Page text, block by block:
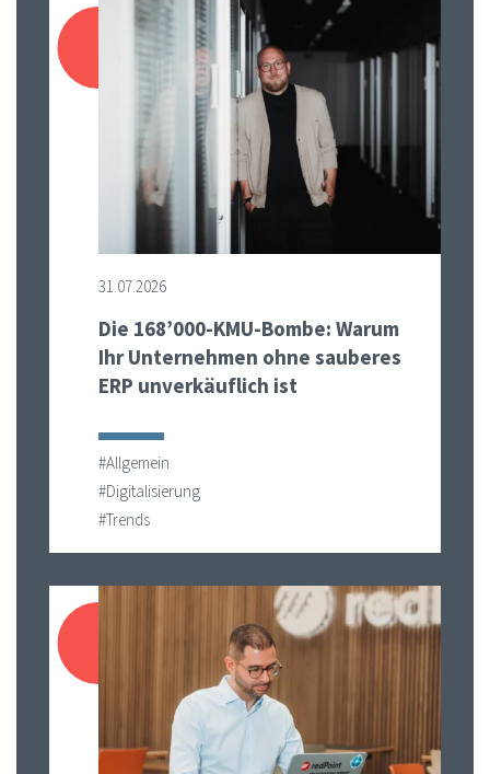
31.07.2026
Die 168’000-KMU-Bombe: Warum
Ihr Unternehmen ohne sauberes
ERP unverkäuflich ist
#Allgemein
#Digitalisierung
#Trends